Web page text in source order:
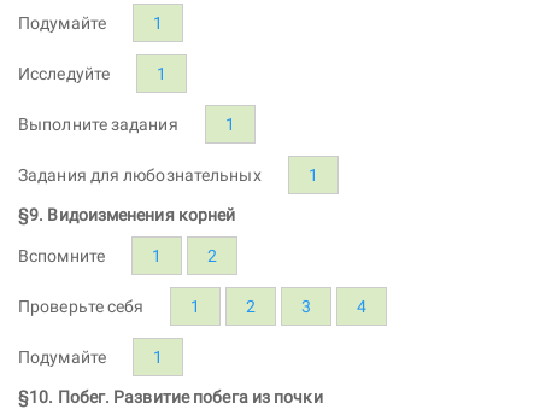
Подумайте 1
Исследуйте 1
Выполните задания 1
Задания для любознательных 1
§9. Видоизменения корней
Вспомните 1 2
Проверьте себя 1 2 3 4
Подумайте 1
§10. Побег. Развитие побега из почки